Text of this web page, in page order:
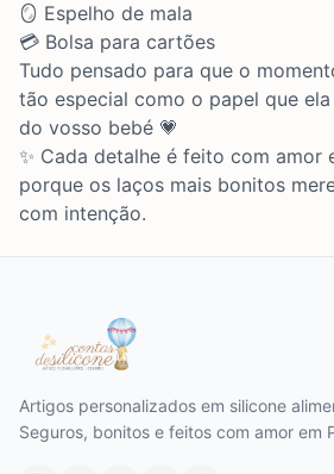
🪞 Espelho de mala
💳 Bolsa para cartões
Tudo pensado para que o
tão especial como o papel que
do vosso bebé 💗
✨ Cada detalhe é feito com
porque os laços mais bonitos
com intenção.
Artigos personalizados em silicone
Seguros, bonitos e feitos com amor em